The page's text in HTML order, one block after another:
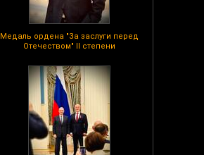
Медаль ордена "За заслуги перед
Отечеством" II степени